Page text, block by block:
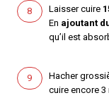
Laisser cuire
En ajoutant
qu’il est
Hacher
cuire encore 3